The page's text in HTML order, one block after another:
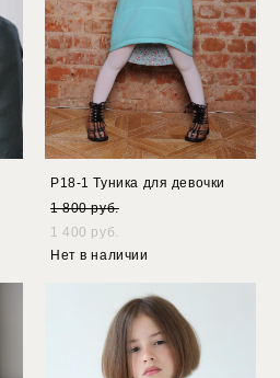
Р18-1 Туника для девочки
1 800 pуб.
1 400 pуб.
Нет в наличии